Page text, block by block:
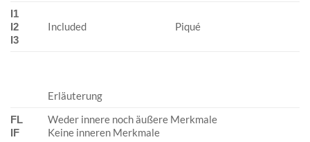
I1
I2
I3
Included Piqué
Erläuterung
FL
IF
Weder innere noch äußere Merkmale
Keine inneren Merkmale